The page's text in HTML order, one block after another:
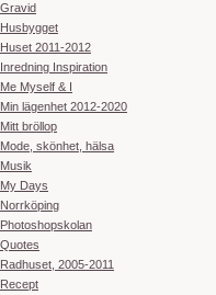
Gravid
Husbygget
Huset 2011-2012
Inredning Inspiration
Me Myself & I
Min lägenhet 2012-2020
Mitt bröllop
Mode, skönhet, hälsa
Musik
My Days
Norrköping
Photoshopskolan
Quotes
Radhuset, 2005-2011
Recept